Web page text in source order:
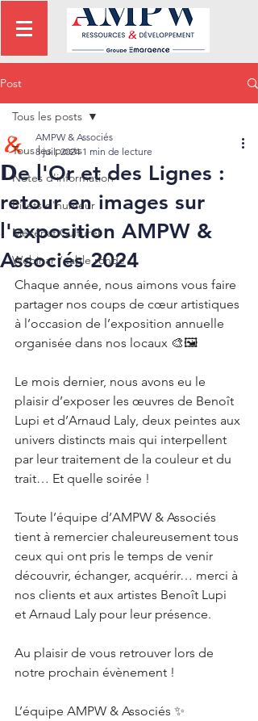
Post
Tous les posts
Notes d'information
Billets d'humeur
Mécénat Culturel
Webinar / table ronde
Tous les posts
𝗗e l'Or et des Lignes :
retour en images sur
l'exposition AMPW &
Associés 2024
AMPW & Associés
8 juil. 2024 1 min de lecture
Chaque année, nous aimons vous faire
partager nos coups de cœur artistiques
à l’occasion de l’exposition annuelle
organisée dans nos locaux 🎨🖼️
Le mois dernier, nous avons eu le
plaisir d’exposer les œuvres de Benoît
Lupi et d’Arnaud Laly, deux peintes aux
univers distincts mais qui interpellent
par leur traitement de la couleur et du
trait… Et quelle soirée !
Toute l’équipe d’AMPW & Associés
tient à remercier chaleureusement tous
ceux qui ont pris le temps de venir
découvrir, échanger, acquérir… merci à
nos clients et aux artistes Benoît Lupi
et Arnaud Laly pour leur présence.
Au plaisir de vous retrouver lors de
notre prochain évènement !
L’équipe AMPW & Associés ✨